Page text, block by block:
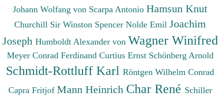
Johann Wolfang von Scarpa Antonio Hamsun Knut
Churchill Sir Winston Spencer Nolde Emil Joachim
Joseph Humboldt Alexander von Wagner Winifred
Meyer Conrad Ferdinand Curtius Ernst Schönberg Arnold
Schmidt-Rottluff Karl Röntgen Wilhelm Conrad
Capra Fritjof Mann Heinrich Char René Schiller